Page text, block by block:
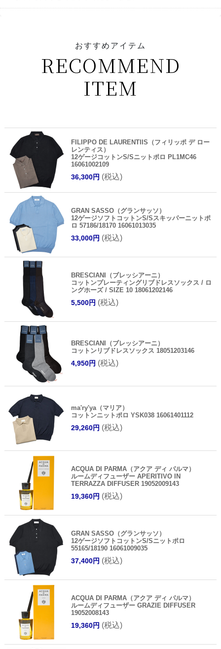
おすすめアイテム
RECOMMEND
ITEM
FILIPPO DE LAURENTIIS（フィリッポ デ ロー
レンティス）
12ゲージコットンS/Sニットポロ PL1MC46
16061002109
36,300円 (税込)
GRAN SASSO（グランサッソ）
12ゲージソフトコットンS/Sスキッパーニットポ
ロ 57186/18170 16061013035
33,000円 (税込)
BRESCIANI（ブレッシアーニ）
コットンプレーティングリブドレスソックス / ロ
ングホーズ / SIZE 10 18061202146
5,500円 (税込)
BRESCIANI（ブレッシアーニ）
コットンリブドレスソックス 18051203146
4,950円 (税込)
ma'ry'ya（マリア）
コットンニットポロ YSK038 16061401112
29,260円 (税込)
ACQUA DI PARMA（アクア ディ パルマ）
ルームディフューザー APERITIVO IN
TERRAZZA DIFFUSER 19052009143
19,360円 (税込)
GRAN SASSO（グランサッソ）
12ゲージソフトコットンS/Sニットポロ
55165/18190 16061009035
37,400円 (税込)
ACQUA DI PARMA（アクア ディ パルマ）
ルームディフューザー GRAZIE DIFFUSER
19052008143
19,360円 (税込)